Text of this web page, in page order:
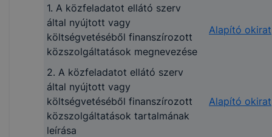
(telefonszám,
telefaxszám,
ügyfélfogadás helye,
postacíme),
rendje
Székhely: 1089
Kálvária tér 7.
Postafiók: 1437
760.
1.7. Költségvetési
szervek
1. A közfeladatot ellátó szerv
által nyújtott vagy
költségvetéséből finanszírozott
közszolgáltatások megnevezése
Alapító okirat
2. A közfeladatot ellátó szerv
által nyújtott vagy
költségvetéséből finanszírozott
közszolgáltatások tartalmának
leírása
Alapító okirat